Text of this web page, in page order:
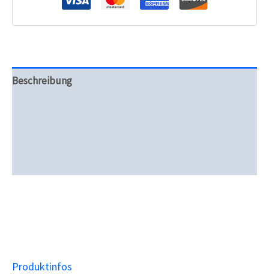
Beschreibung
Produktinfos